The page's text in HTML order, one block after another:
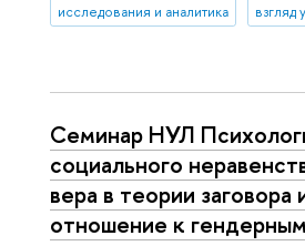
исследования и аналитика взгляд
Cеминар НУЛ
социального
вера в теории заговора
отношение к